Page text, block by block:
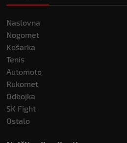
Naslovna
Nogomet
Košarka
Tenis
Automoto
Rukomet
Odbojka
SK Fight
Ostalo